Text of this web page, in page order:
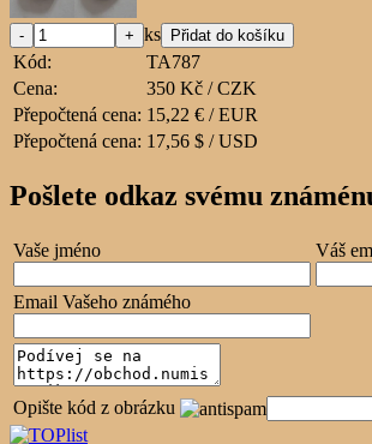
ks
Kód:
TA787
Cena:
350 Kč / CZK
Přepočtená cena: 15,22 € / EUR
Přepočtená cena: 17,56 $ / USD
Pošlete odkaz svému
Vaše jméno Váš
Email Vašeho známého
Opište kód z obrázku